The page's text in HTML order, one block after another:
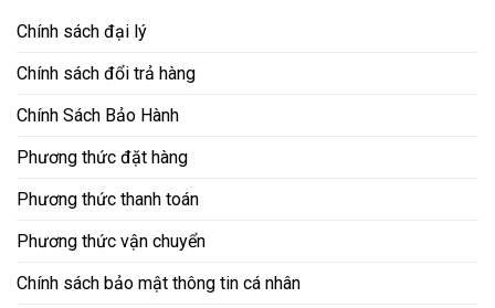
Chính sách đại lý
Chính sách đổi trả hàng
Chính Sách Bảo Hành
Phương thức đặt hàng
Phương thức thanh toán
Phương thức vận chuyển
Chính sách bảo mật thông tin cá nhân